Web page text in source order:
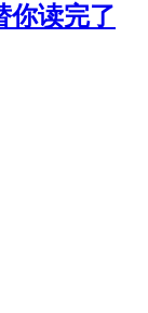
你读完了